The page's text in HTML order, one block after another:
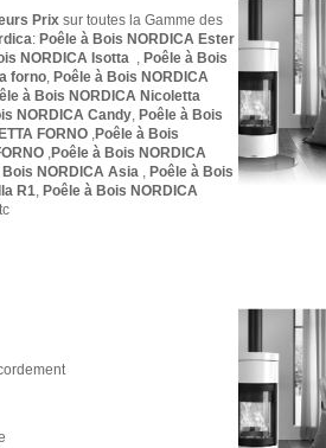
Prix sur toutes la Gamme des
: Poêle à Bois NORDICA Ester
NORDICA Isotta , Poêle à Bois
forno, Poêle à Bois NORDICA
à Bois NORDICA Nicoletta
NORDICA Candy, Poêle à Bois
FORNO ,Poêle à Bois
,Poêle à Bois NORDICA
Bois NORDICA Asia , Poêle à Bois
R1, Poêle à Bois NORDICA